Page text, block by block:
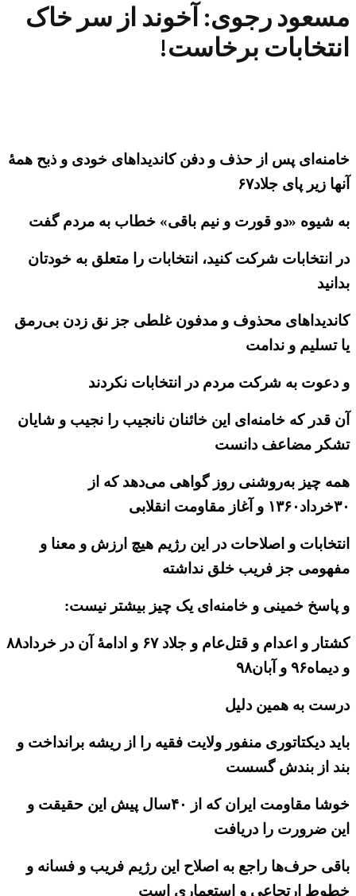
مسعود رجوی: آخوند از سر خاک
انتخابات برخاست!
خامنه‌ای پس از حذف و دفن کاندیداهای خودی و ذبح همهٔ
آنها زیر پای جلاد۶۷
به شیوه «دو قورت و نیم باقی» خطاب به مردم گفت
در انتخابات شرکت کنید، انتخابات را متعلق به خودتان
بدانید
کاندیداهای محذوف و مدفون غلطی جز نق زدن بی‌رمق
یا تسلیم و ندامت
و دعوت به شرکت مردم در انتخابات نکردند
آن قدر که خامنه‌ای این خائنان نانجیب را نجیب و شایان
تشکر مضاعف دانست
همه چیز به‌روشنی روز گواهی می‌دهد که از
۳۰خرداد۱۳۶۰ و آغاز مقاومت انقلابی
انتخابات و اصلاحات در این رژیم هیچ ارزش و معنا و
مفهومی جز فریب خلق نداشته
و پاسخ خمینی و خامنه‌ای یک چیز بیشتر نیست:
کشتار و اعدام و قتل‌عام و جلاد ۶۷ و ادامهٔ آن در خرداد۸۸
و دیماه۹۶ و آبان۹۸
درست به همین دلیل
باید دیکتاتوری منفور ولایت فقیه را از ریشه برانداخت و
بند از بندش گسست
خوشا مقاومت ایران که از ۴۰سال پیش این حقیقت و
این ضرورت را دریافت
باقی حرف‌ها راجع به اصلاح این رژیم فریب و فسانه و
خطوط ارتجاعی و استعماری است